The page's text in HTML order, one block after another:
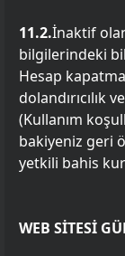
11.2.İnaktif
bilgilerindeki
Hesap
dolandırıcılık
(Kullanım
bakiyeniz geri
yetkili bahis
WEB SİTESİ